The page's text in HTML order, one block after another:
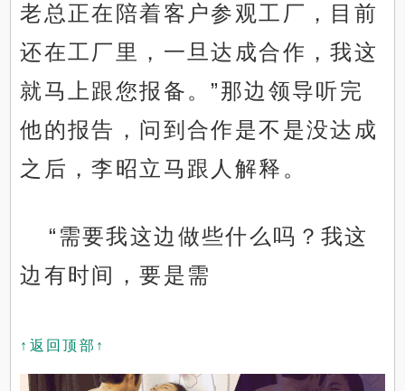
老总正在陪着客户参观工厂，目前
还在工厂里，一旦达成合作，我这
就马上跟您报备。”那边领导听完
他的报告，问到合作是不是没达成
之后，李昭立马跟人解释。
“需要我这边做些什么吗？我这
边有时间，要是需
↑返回顶部↑